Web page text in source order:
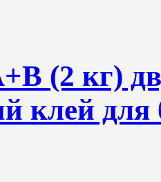
(2 кг)
клей для